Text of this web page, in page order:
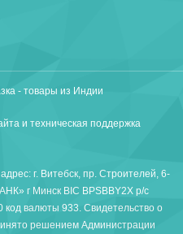
и техническая поддержка
- товары из Индии
г. Витебск, пр. Строителей, 6-
г Минск BIC BPSBBY2X р/с
валюты 933. Свидетельство о
решением Администрации